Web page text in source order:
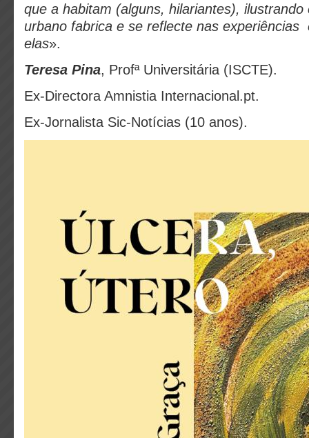
que a habitam (alguns, hilariantes),
urbano fabrica e se reflecte nas experiências
elas».
Teresa Pina, Profª Universitária (ISCTE).
Ex-Directora Amnistia Internacional.pt.
Ex-Jornalista Sic-Notícias (10 anos).